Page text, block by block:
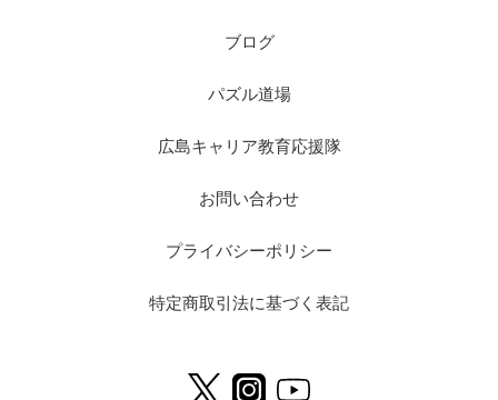
ブログ
パズル道場
広島キャリア教育応援隊
お問い合わせ
プライバシーポリシー
特定商取引法に基づく表記